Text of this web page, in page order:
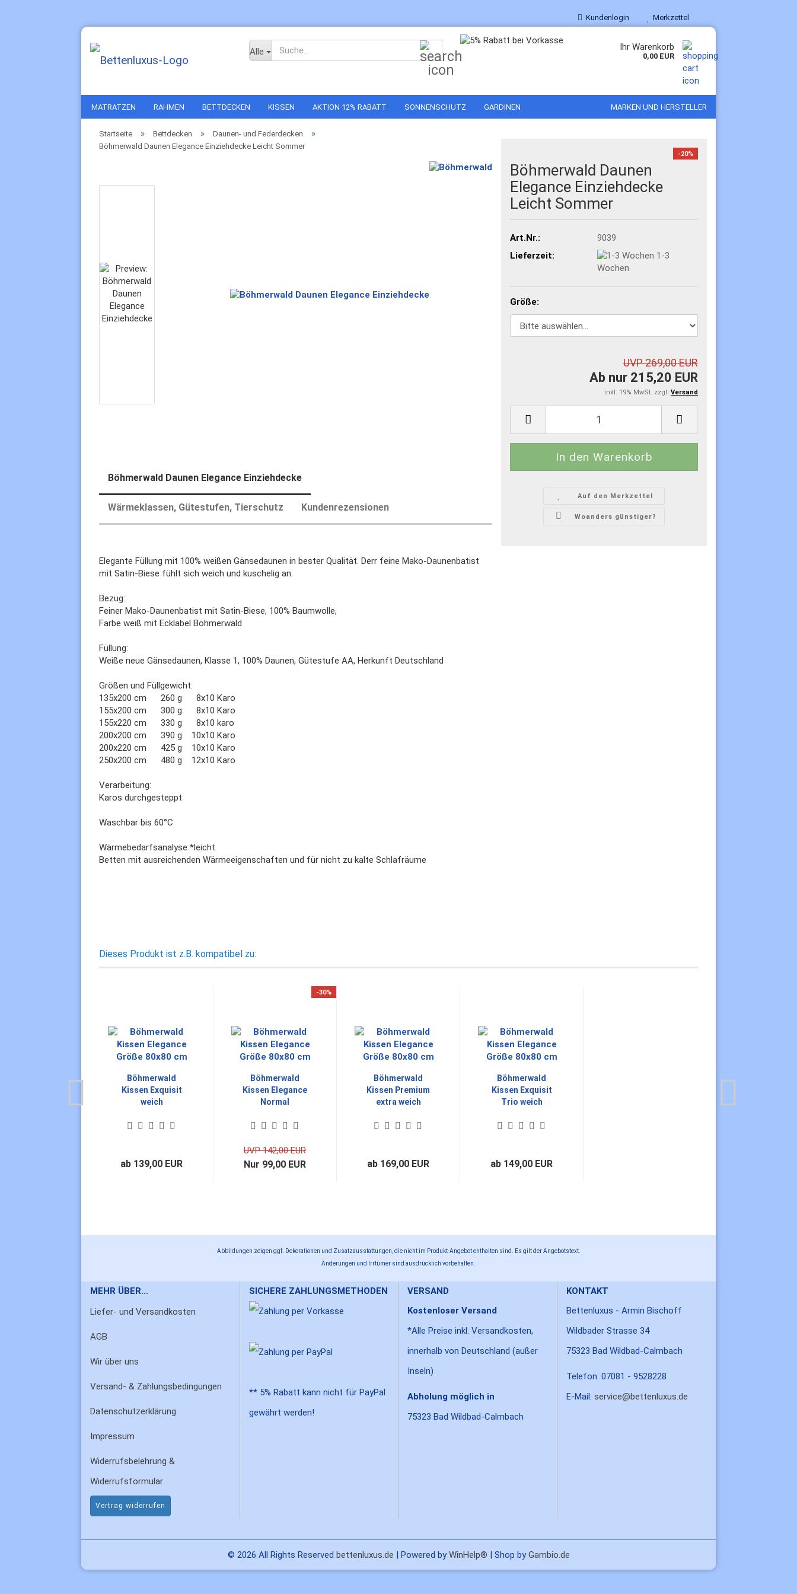
Kundenlogin Merkzettel
Alle
Suche... Ihr Warenkorb
0,00 EUR
MATRATZEN RAHMEN BETTDECKEN KISSEN AKTION 12% RABATT SONNENSCHUTZ GARDINEN MARKEN UND HERSTELLER
Startseite » Bettdecken » Daunen- und Federdecken »
Böhmerwald Daunen Elegance Einziehdecke Leicht Sommer
-20%
Böhmerwald Daunen
Elegance Einziehdecke
Leicht Sommer
Art.Nr.:
9039
Lieferzeit:
1-3
Wochen
Größe:
UVP 269,00 EUR
Ab nur 215,20 EUR
inkl. 19% MwSt. zzgl. Versand
Auf den Merkzettel
Woanders günstiger?
Böhmerwald Daunen Elegance Einziehdecke
Wärmeklassen, Gütestufen, Tierschutz Kundenrezensionen
Elegante Füllung mit 100% weißen Gänsedaunen in bester Qualität. Derr feine Mako-Daunenbatist
mit Satin-Biese fühlt sich weich und kuschelig an.
Bezug:
Feiner Mako-Daunenbatist mit Satin-Biese, 100% Baumwolle,
Farbe weiß mit Ecklabel Böhmerwald
Füllung:
Weiße neue Gänsedaunen, Klasse 1, 100% Daunen, Gütestufe AA, Herkunft Deutschland
Größen und Füllgewicht:
135x200 cm 260 g 8x10 Karo
155x200 cm 300 g 8x10 Karo
155x220 cm 330 g 8x10 karo
200x200 cm 390 g 10x10 Karo
200x220 cm 425 g 10x10 Karo
250x200 cm 480 g 12x10 Karo
Verarbeitung:
Karos durchgesteppt
Waschbar bis 60°C
Wärmebedarfsanalyse *leicht
Betten mit ausreichenden Wärmeeigenschaften und für nicht zu kalte Schlafräume
Dieses Produkt ist z.B. kompatibel zu:
Böhmerwald
Kissen Exquisit
weich
ab 139,00 EUR
-30%
Böhmerwald
Kissen Elegance
Normal
UVP 142,00 EUR
Nur 99,00 EUR
Böhmerwald
Kissen Premium
extra weich
ab 169,00 EUR
Böhmerwald
Kissen Exquisit
Trio weich
ab 149,00 EUR
Abbildungen zeigen ggf. Dekorationen und Zusatzausstattungen, die nicht im Produkt-Angebot enthalten sind. Es gilt der Angebotstext.
Änderungen und Irrtümer sind ausdrücklich vorbehalten.
MEHR ÜBER...
Liefer- und Versandkosten
AGB
Wir über uns
Versand- & Zahlungsbedingungen
Datenschutzerklärung
Impressum
Widerrufsbelehrung &
Widerrufsformular
Vertrag widerrufen
SICHERE ZAHLUNGSMETHODEN
** 5% Rabatt kann nicht für PayPal
gewährt werden!
VERSAND
Kostenloser Versand
*Alle Preise inkl. Versandkosten,
innerhalb von Deutschland (außer
Inseln)
Abholung möglich in
75323 Bad Wildbad-Calmbach
KONTAKT
Bettenluxus - Armin Bischoff
Wildbader Strasse 34
75323 Bad Wildbad-Calmbach
Telefon: 07081 - 9528228
E-Mail: service@bettenluxus.de
© 2026 All Rights Reserved bettenluxus.de | Powered byWinHelp® | Shop byGambio.de